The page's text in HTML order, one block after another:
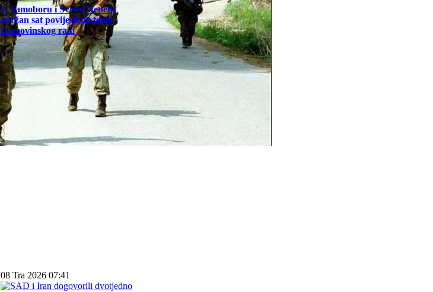
U Samoboru i Svetoj Nedelji
održan sat povijesti na temu
Domovinskog rata
08 Tra 2026 07:41